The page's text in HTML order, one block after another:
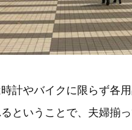
計やバイクに限らず各
ということで、夫婦揃っ